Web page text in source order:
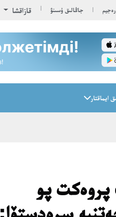
جاڭالىق ۇسىنۋ قازاقشا
ايماقتار
پروەكت پو
سرەدستۆا: